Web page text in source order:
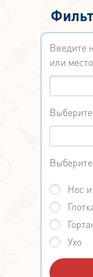
Введите
или
Нос
Ухо